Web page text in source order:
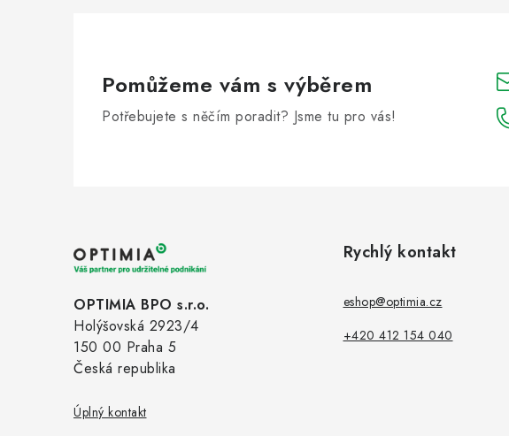
Pomůžeme vám s výběrem
Potřebujete s něčím poradit? Jsme tu pro vás!
OPTIMIA BPO s.r.o.
Holýšovská 2923/4
150 00 Praha 5
Česká republika
Úplný kontakt
Rychlý kontakt
eshop@optimia.cz
+420 412 154 040